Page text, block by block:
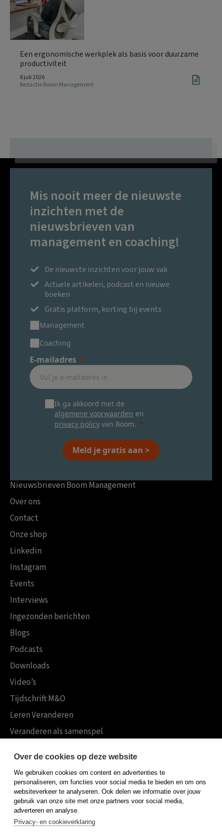
Een ergonomische werkplek als basis voor duurzame
productiviteit
8 juli 2026
Redactie Boom Management
Mis nooit meer de nieuwste
inzichten met de
nieuwsbrieven van
management en coaching!
De nieuwste inzichten voor jouw vak
Actuele artikelen, podcast en nieuwe
boeken
Gratis platform, korting bij events
Management
Coaching
E-mailadres
Ik ga akkoord met de
algemene voorwaarden en
privacy policy van Boom.
Meld je gratis aan >
Nieuwsbrieven Boom Management
Over ons
Contact
Onze shop
Linkedin
Instagram
Events
Interviews
Ingezonden berichten
Blogs
Podcasts
Downloads
Video’s
Tijdschrift M&O
Leren Veranderen
Veranderen als samenspel
Koninklijke Boom uitgevers
Boom Psychologie
Boom Hoger Onderwijs
Over de cookies op deze website
We gebruiken cookies om content en advertenties te
personaliseren, om functies voor social media te bieden en om ons
websiteverkeer te analyseren. Ook delen we informatie over jouw
gebruik van onze site met onze partners voor social media,
adverteren en analyse.
Privacy- en cookieverklaring